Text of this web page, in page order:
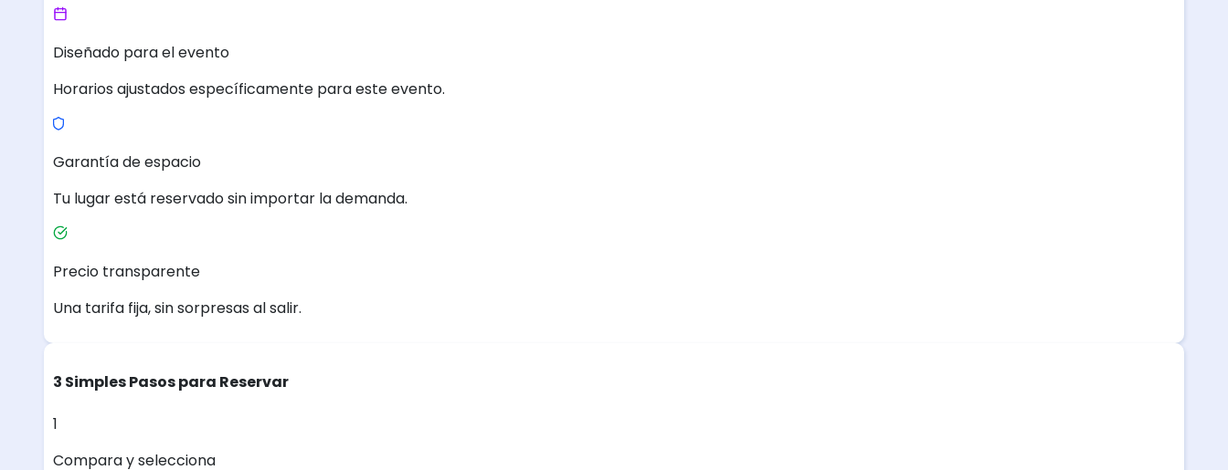
Diseñado para el evento
Horarios ajustados específicamente para este evento.
Garantía de espacio
Tu lugar está reservado sin importar la demanda.
Precio transparente
Una tarifa fija, sin sorpresas al salir.
3 Simples Pasos para Reservar
1
Compara y selecciona